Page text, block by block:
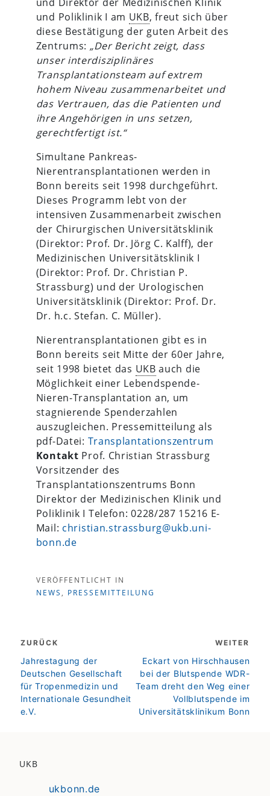
und Poliklinik I am UKB, freut sich über
diese Bestätigung der guten Arbeit des
Zentrums: „Der Bericht zeigt, dass
unser interdisziplinäres
Transplantationsteam auf extrem
hohem Niveau zusammenarbeitet und
das Vertrauen, das die Patienten und
ihre Angehörigen in uns setzen,
gerechtfertigt ist.“
Simultane Pankreas-
Nierentransplantationen werden in
Bonn bereits seit 1998 durchgeführt.
Dieses Programm lebt von der
intensiven Zusammenarbeit zwischen
der Chirurgischen Universitätsklinik
(Direktor: Prof. Dr. Jörg C. Kalff), der
Medizinischen Universitätsklinik I
(Direktor: Prof. Dr. Christian P.
Strassburg) und der Urologischen
Universitätsklinik (Direktor: Prof. Dr.
Dr. h.c. Stefan. C. Müller).
Nierentransplantationen gibt es in
Bonn bereits seit Mitte der 60er Jahre,
seit 1998 bietet das UKB auch die
Möglichkeit einer Lebendspende-
Nieren-Transplantation an, um
stagnierende Spenderzahlen
auszugleichen. Pressemitteilung als
pdf-Datei: Transplantationszentrum
Kontakt Prof. Christian Strassburg
Vorsitzender des
Transplantationszentrums Bonn
Direktor der Medizinischen Klinik und
Poliklinik I Telefon: 0228/287 15216 E-
Mail: christian.strassburg@ukb.uni-
bonn.de
VERÖFFENTLICHT IN
NEWS , PRESSEMITTEILUNG
ZURÜCK
zurück
Jahrestagung der
Deutschen Gesellschaft
für Tropenmedizin und
Internationale Gesundheit
e.V.
WEITER
weiter
Eckart von Hirschhausen
bei der Blutspende WDR-
Team dreht den Weg einer
Vollblutspende im
Universitätsklinikum Bonn
UKB
ukbonn.de